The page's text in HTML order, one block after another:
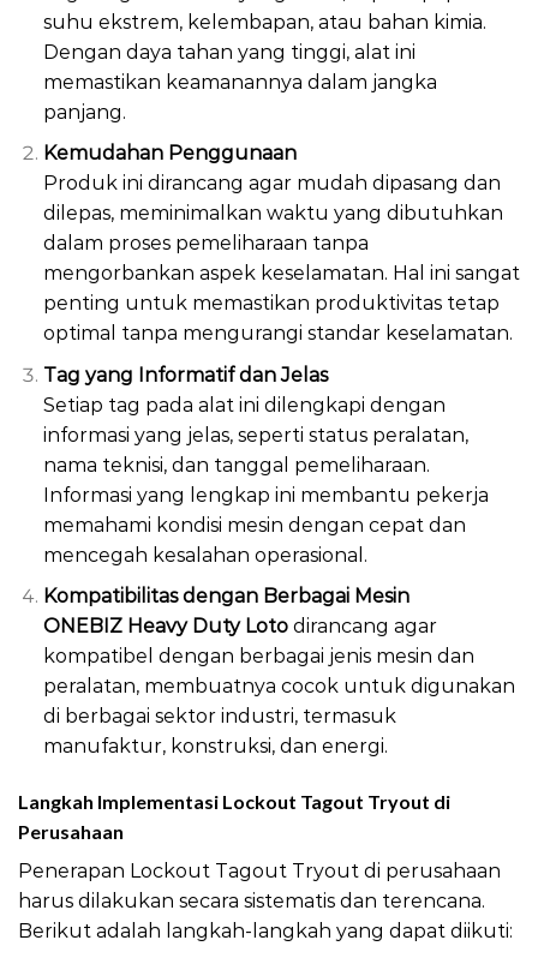
suhu ekstrem, kelembapan, atau bahan kimia.
Dengan daya tahan yang tinggi, alat ini
memastikan keamanannya dalam jangka
panjang.
Kemudahan Penggunaan
Produk ini dirancang agar mudah dipasang dan
dilepas, meminimalkan waktu yang dibutuhkan
dalam proses pemeliharaan tanpa
mengorbankan aspek keselamatan. Hal ini sangat
penting untuk memastikan produktivitas tetap
optimal tanpa mengurangi standar keselamatan.
Tag yang Informatif dan Jelas
Setiap tag pada alat ini dilengkapi dengan
informasi yang jelas, seperti status peralatan,
nama teknisi, dan tanggal pemeliharaan.
Informasi yang lengkap ini membantu pekerja
memahami kondisi mesin dengan cepat dan
mencegah kesalahan operasional.
Kompatibilitas dengan Berbagai Mesin
ONEBIZ Heavy Duty Lotodirancang agar
kompatibel dengan berbagai jenis mesin dan
peralatan, membuatnya cocok untuk digunakan
di berbagai sektor industri, termasuk
manufaktur, konstruksi, dan energi.
Langkah Implementasi Lockout Tagout Tryout di
Perusahaan
Penerapan Lockout Tagout Tryout di perusahaan
harus dilakukan secara sistematis dan terencana.
Berikut adalah langkah-langkah yang dapat diikuti: